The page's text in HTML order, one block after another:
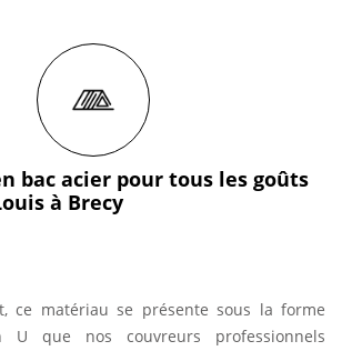
bac acier pour tous les goûts
à Brecy
ce matériau se présente sous la forme
U que nos couvreurs professionnels